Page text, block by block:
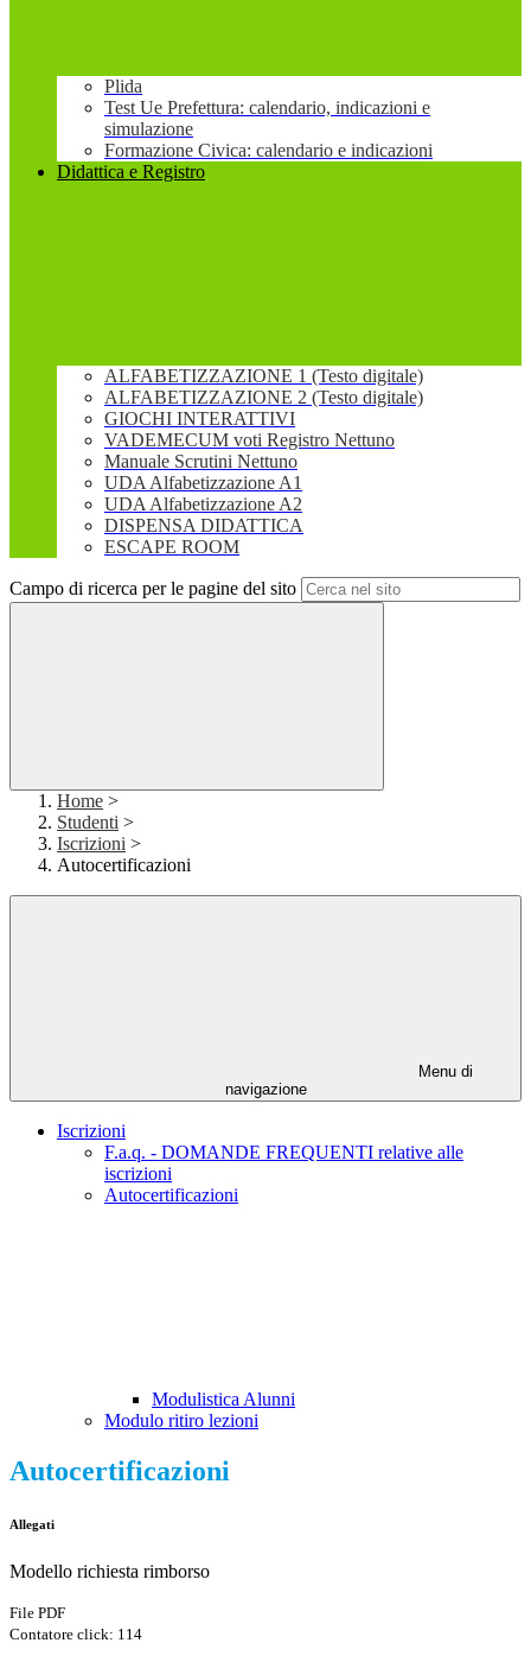
Plida
Test Ue Prefettura: calendario, indicazioni e
simulazione
Formazione Civica: calendario e indicazioni
Didattica e Registro
ALFABETIZZAZIONE 1 (Testo digitale)
ALFABETIZZAZIONE 2 (Testo digitale)
GIOCHI INTERATTIVI
VADEMECUM voti Registro Nettuno
Manuale Scrutini Nettuno
UDA Alfabetizzazione A1
UDA Alfabetizzazione A2
DISPENSA DIDATTICA
ESCAPE ROOM
Campo di ricerca per le pagine del sito
Home >
Studenti >
Iscrizioni >
Autocertificazioni
Menu di
navigazione
Iscrizioni
F.a.q. - DOMANDE FREQUENTI relative alle
iscrizioni
Autocertificazioni
Modulistica Alunni
Modulo ritiro lezioni
Autocertificazioni
Allegati
Modello richiesta rimborso
File PDF
Contatore click: 114